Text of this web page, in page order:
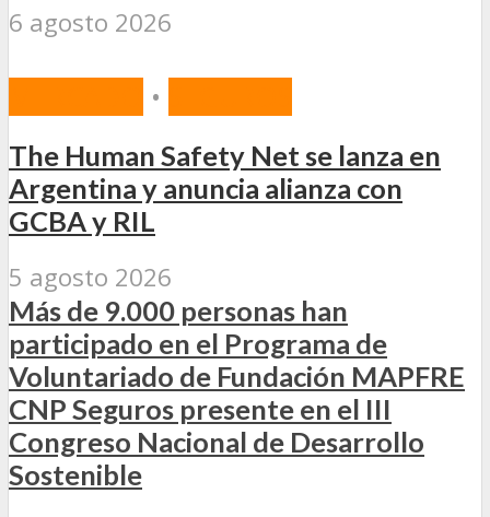
6 agosto 2026
•
The Human Safety Net se lanza en
Argentina y anuncia alianza con
GCBA y RIL
5 agosto 2026
Más de 9.000 personas han
participado en el Programa de
Voluntariado de Fundación MAPFRE
CNP Seguros presente en el III
Congreso Nacional de Desarrollo
Sostenible